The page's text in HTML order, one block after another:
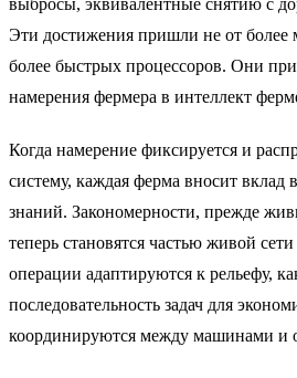
выбросы, эквивалентные снятию с
Эти достижения пришли не от более
более быстрых процессоров. Они
намерения фермера в интеллект
Когда намерение фиксируется и
систему, каждая ферма вносит вклад
знаний. Закономерности, прежде
теперь становятся частью живой
операции адаптируются к рельефу,
последовательность задач для
координируются между машинами и